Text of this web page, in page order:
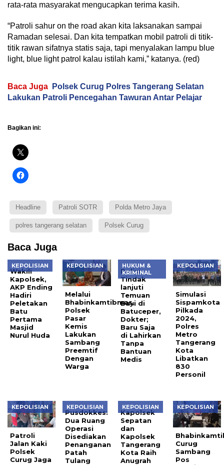
rata-rata masyarakat mengucapkan terima kasih.
“Patroli sahur on the road akan kita laksanakan sampai
Ramadan selesai. Dan kita tempatkan mobil patroli di titik-
titik rawan sifatnya statis saja, tapi menyalakan lampu blue
light, blue light patrol kalau istilah kami,” katanya. (red)
Baca Juga
Polsek Curug Polres Tangerang Selatan
Lakukan Patroli Pencegahan Tawuran Antar Pelajar
Bagikan ini:
Headline Patroli SOTR Polda Metro Jaya
polres tangerang selatan Polsek Curug
Baca Juga
KEPOLISIAN
Wakili
Kapolsek,
AKP Ending
Hadiri
Peletakan
Batu
Pertama
Masjid
Nurul Huda
KEPOLISIAN
Melalui
Bhabinkamtibmas,
Polsek
Pasar
Kemis
Lakukan
Sambang
Preemtif
Dengan
Warga
HUKUM &
KRIMINAL
Polisi
Tindak
lanjuti
Temuan
Bayi di
Batuceper,
Dokter;
Baru Saja
di Lahirkan
Tanpa
Bantuan
Medis
KEPOLISIAN
Simulasi
Sispamkota
Pilkada
2024,
Polres
Metro
Tangerang
Kota
Libatkan
830
Personil
KEPOLISIAN
Patroli
Jalan Kaki
Polsek
Curug Jaga
KEPOLISIAN
Pusdokkes:
Dua Ruang
Operasi
Disediakan
Penanganan
Patah
Tulang
KEPOLISIAN
Kapolsek
Sepatan
dan
Kapolsek
Tangerang
Kota Raih
Anugrah
KEPOLISIAN
Curug
Sambang
Pos